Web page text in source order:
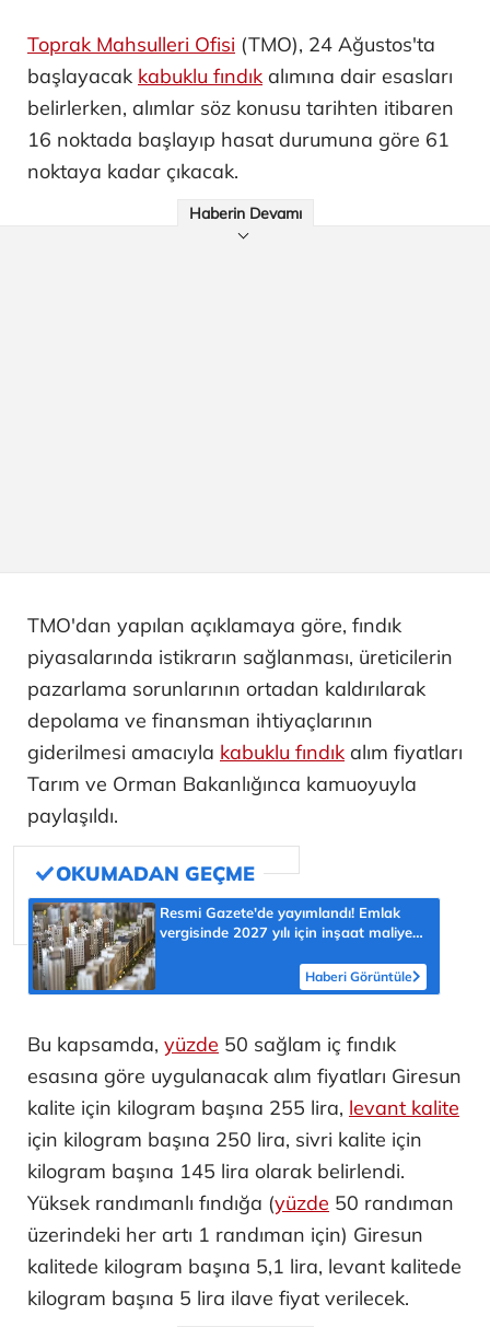
Toprak Mahsulleri Ofisi (TMO), 24 Ağustos'ta
başlayacak kabuklu fındık alımına dair esasları
belirlerken, alımlar söz konusu tarihten itibaren
16 noktada başlayıp hasat durumuna göre 61
noktaya kadar çıkacak.
Haberin Devamı
TMO'dan yapılan açıklamaya göre, fındık
piyasalarında istikrarın sağlanması, üreticilerin
pazarlama sorunlarının ortadan kaldırılarak
depolama ve finansman ihtiyaçlarının
giderilmesi amacıyla kabuklu fındık alım fiyatları
Tarım ve Orman Bakanlığınca kamuoyuyla
paylaşıldı.
Resmi Gazete'de yayımlandı! Emlak
vergisinde 2027 yılı için inşaat maliyet
Haberi Görüntüle
Bu kapsamda, yüzde 50 sağlam iç fındık
esasına göre uygulanacak alım fiyatları Giresun
kalite için kilogram başına 255 lira, levant kalite
için kilogram başına 250 lira, sivri kalite için
kilogram başına 145 lira olarak belirlendi.
Yüksek randımanlı fındığa (yüzde 50 randıman
üzerindeki her artı 1 randıman için) Giresun
kalitede kilogram başına 5,1 lira, levant kalitede
kilogram başına 5 lira ilave fiyat verilecek.